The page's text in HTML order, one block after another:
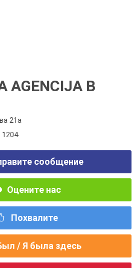
AGENCIJA B
21а
1204
сообщение
Оцените нас
Похвалите
/ Я была здесь